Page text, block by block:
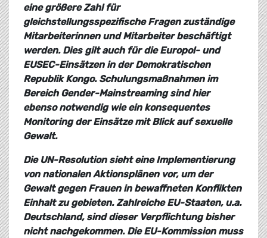
eine größere Zahl für
gleichstellungsspezifische Fragen zuständige
Mitarbeiterinnen und Mitarbeiter beschäftigt
werden. Dies gilt auch für die Europol- und
EUSEC-Einsätzen in der Demokratischen
Republik Kongo. Schulungsmaßnahmen im
Bereich Gender-Mainstreaming sind hier
ebenso notwendig wie ein konsequentes
Monitoring der Einsätze mit Blick auf sexuelle
Gewalt.
Die UN-Resolution sieht eine Implementierung
von nationalen Aktionsplänen vor, um der
Gewalt gegen Frauen in bewaffneten Konflikten
Einhalt zu gebieten. Zahlreiche EU-Staaten, u.a.
Deutschland, sind dieser Verpflichtung bisher
nicht nachgekommen. Die EU-Kommission muss